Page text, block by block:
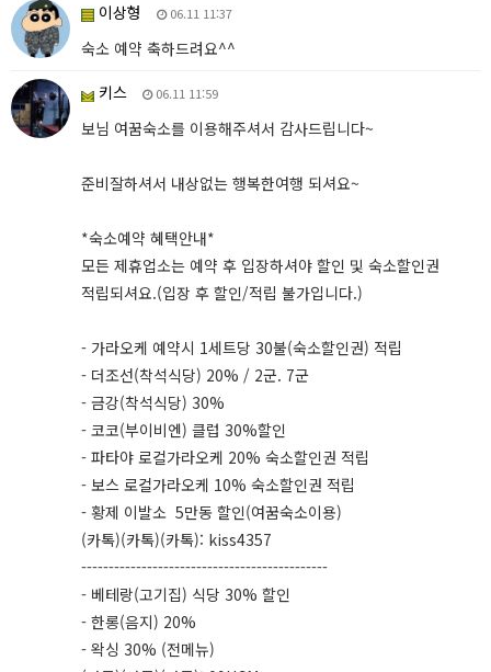
이상형
06.11 11:37
숙소 예약 축하드려요^^
키스
06.11 11:59
보님 여꿈숙소를 이용해주셔서 감사드립니다~
준비잘하셔서 내상없는 행복한여행 되셔요~
*숙소예약 혜택안내*
모든 제휴업소는 예약 후 입장하셔야 할인 및 숙소할인권
적립되셔요.(입장 후 할인/적립 불가입니다.)
- 가라오케 예약시 1세트당 30불(숙소할인권) 적립
- 더조선(착석식당) 20% / 2군. 7군
- 금강(착석식당) 30%
- 코코(부이비엔) 클럽 30%할인
- 파타야 로컬가라오케 20% 숙소할인권 적립
- 보스 로컬가라오케 10% 숙소할인권 적립
- 황제 이발소 5만동 할인(여꿈숙소이용)
(카톡)(카톡)(카톡): kiss4357
---------------------------------------------
- 베테랑(고기집) 식당 30% 할인
- 한롱(음지) 20%
- 왁싱 30% (전메뉴)